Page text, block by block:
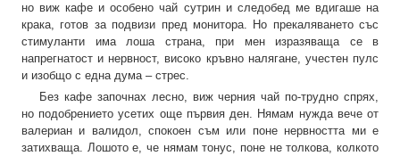
но виж кафе и особено чай сутрин и следобед ме вдигаше на
крака, готов за подвизи пред монитора. Но прекаляването със
стимуланти има лоша страна, при мен изразяваща се в
напрегнатост и нервност, високо кръвно налягане, учестен пулс
и изобщо с една дума – стрес.
Без кафе започнах лесно, виж черния чай по-трудно спрях,
но подобрението усетих още първия ден. Нямам нужда вече от
валериан и валидол, спокоен съм или поне нервността ми е
затихваща. Лошото е, че нямам тонус, поне не толкова, колкото